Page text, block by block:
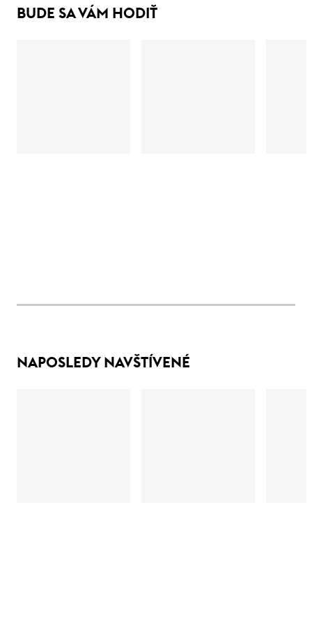
BUDE SA VÁM HODIŤ
NAPOSLEDY NAVŠTÍVENÉ